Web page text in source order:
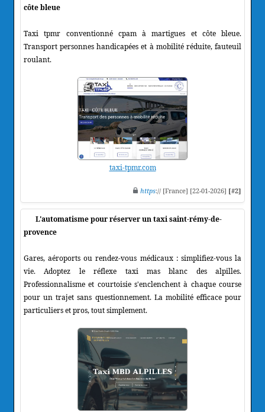
côte bleue
Taxi tpmr conventionné cpam à martigues et côte bleue.
Transport personnes handicapées et à mobilité réduite, fauteuil
roulant.
taxi-tpmr.com
https:// [France] [22-01-2026] [#2]
L'automatisme pour réserver un taxi saint-rémy-de-
provence
Gares, aéroports ou rendez-vous médicaux : simplifiez-vous la
vie. Adoptez le réflexe taxi mas blanc des alpilles.
Professionnalisme et courtoisie s'enclenchent à chaque course
pour un trajet sans questionnement. La mobilité efficace pour
particuliers et pros, tout simplement.